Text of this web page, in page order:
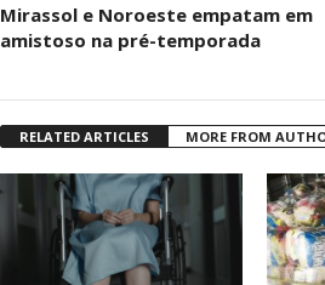
Mirassol e Noroeste empatam em
amistoso na pré-temporada
RELATED ARTICLES MORE FROM